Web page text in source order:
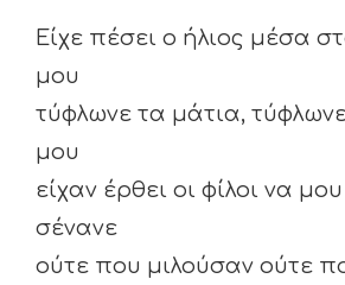
Είχε πέσει ο ήλιος μέσα
μου
τύφλωνε τα μάτια,
μου
είχαν έρθει οι φίλοι να
σένανε
ούτε που μιλούσαν ούτε